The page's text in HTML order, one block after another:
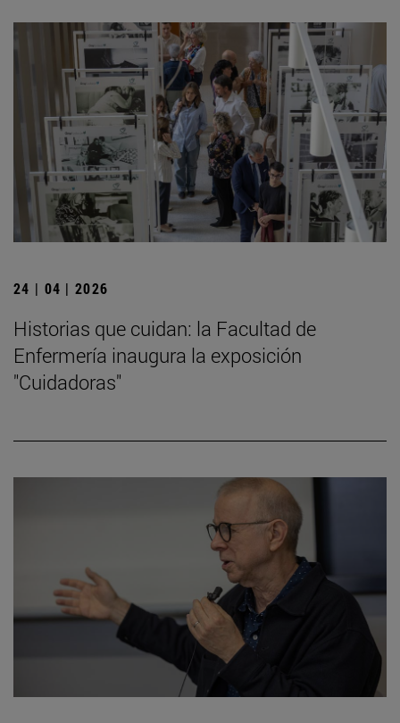
24 | 04 | 2026
Historias que cuidan: la Facultad de
Enfermería inaugura la exposición
"Cuidadoras"